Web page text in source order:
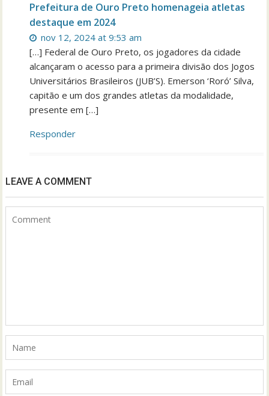
Prefeitura de Ouro Preto homenageia atletas
destaque em 2024
nov 12, 2024 at 9:53 am
[…] Federal de Ouro Preto, os jogadores da cidade
alcançaram o acesso para a primeira divisão dos Jogos
Universitários Brasileiros (JUB’S). Emerson ‘Roró’ Silva,
capitão e um dos grandes atletas da modalidade,
presente em […]
Responder
LEAVE A COMMENT